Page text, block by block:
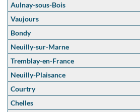
Aulnay-sous-Bois
Vaujours
Bondy
Neuilly-sur-Marne
Tremblay-en-France
Neuilly-Plaisance
Courtry
Chelles